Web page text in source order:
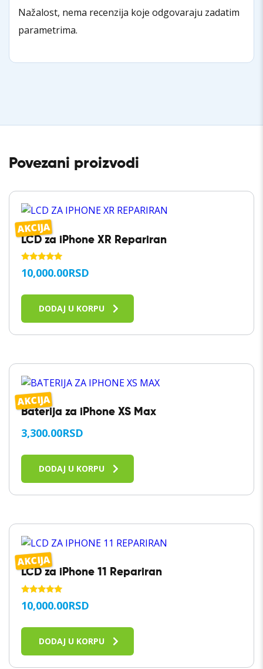
Nažalost, nema recenzija koje odgovaraju zadatim
parametrima.
Povezani proizvodi
AKCIJA
LCD za iPhone XR Repariran
OCENJENO
SA
10,000.00RSD
DODAJ U KORPU
AKCIJA
Baterija za iPhone XS Max
3,300.00RSD
DODAJ U KORPU
AKCIJA
LCD za iPhone 11 Repariran
OCENJENO
SA
10,000.00RSD
DODAJ U KORPU